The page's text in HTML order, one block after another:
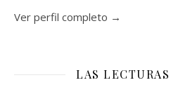
Ver perfil completo →
LAS